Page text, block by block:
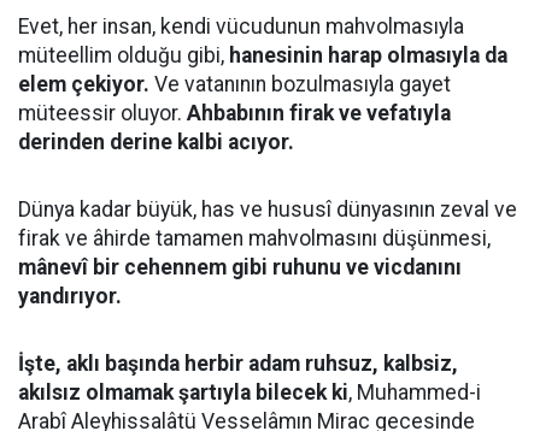
Evet, her insan, kendi vücudunun mahvolmasıyla
müteellim olduğu gibi, hanesinin harap olmasıyla da
elem çekiyor. Ve vatanının bozulmasıyla gayet
müteessir oluyor. Ahbabının firak ve vefatıyla
derinden derine kalbi acıyor.
Dünya kadar büyük, has ve hususî dünyasının zeval ve
firak ve âhirde tamamen mahvolmasını düşünmesi,
mânevî bir cehennem gibi ruhunu ve vicdanını
yandırıyor.
İşte, aklı başında herbir adam ruhsuz, kalbsiz,
akılsız olmamak şartıyla bilecek ki, Muhammed-i
Arabî Aleyhissalâtü Vesselâmın Mirac gecesinde